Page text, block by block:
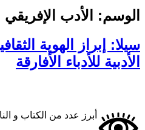
الوسم:
الأدب الإفريقي
سيلا: إبراز الهوية
الأدبية للأدباء الأفارقة
أبرز عدد من الكتاب و